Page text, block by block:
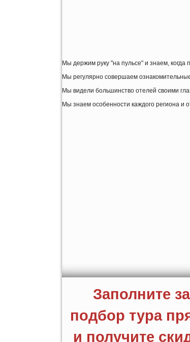
Мы держим руку "на пульсе" и знаем,
Мы регулярно совершаем
Мы видели большинство отелей своими
Мы знаем особенности каждого региона и